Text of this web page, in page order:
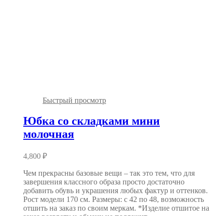
Быстрый просмотр
Юбка со складками мини
молочная
4,800 ₽
Чем прекрасны базовые вещи – так это тем, что для
завершения классного образа просто достаточно
добавить обувь и украшения любых фактур и оттенков.
Рост модели 170 см. Размеры: с 42 по 48, возможность
отшить на заказ по своим меркам. *Изделие отшитое на